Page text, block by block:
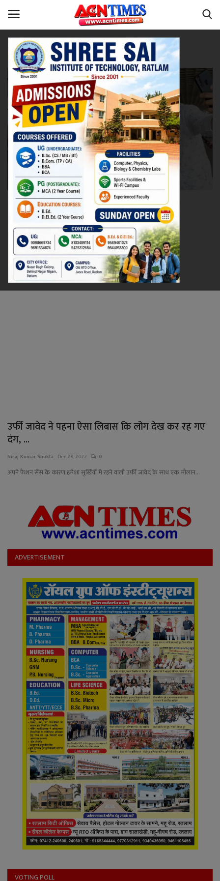
Home
Contact
नीर_का_तीर
मध्यप्रदेश
देश
विदेश
उत्तर प्रदेश
रेलवे
खेल
ज्योतिष
वीडियो
YouTube
Language
Tag:Fashion of Urfi Javed
देश
उर्फी जावेद ने पहना ऐसा लिबास कि लोग देख कर रह गए
दंग, ...
Niraj Kumar Shukla Dec 28, 2022 0
अपने फैशन सेंस के कारण हमेशा सुर्खियों में रहने वाली उर्फी जावेद के साथ एक मौलान...
ADVERTISEMENT
VOTING POLL